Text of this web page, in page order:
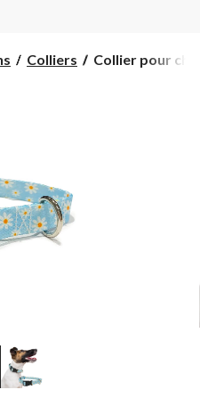
Colliers
Collier
Collier pour